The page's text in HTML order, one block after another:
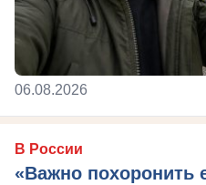
06.08.2026
В России
«Важно похоронить